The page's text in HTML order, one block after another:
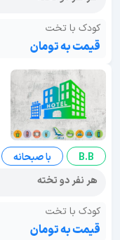
کودک با تخت
قیمت به تومان
B.B
با صبحانه
هر نفر دو تخته
کودک با تخت
قیمت به تومان